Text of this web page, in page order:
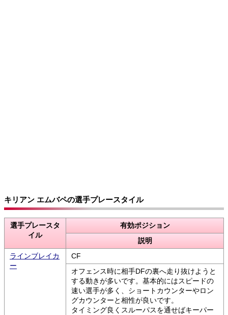
キリアン エムバペの選手プレースタイル
選手プレースタ
イル
有効ポジション
説明
ラインブレイカ
ー
CF
オフェンス時に相手DFの裏へ走り抜けようと
する動きが多いです。基本的にはスピードの
速い選手が多く、ショートカウンターやロン
グカウンターと相性が良いです。
タイミング良くスルーパスを通せばキーパー